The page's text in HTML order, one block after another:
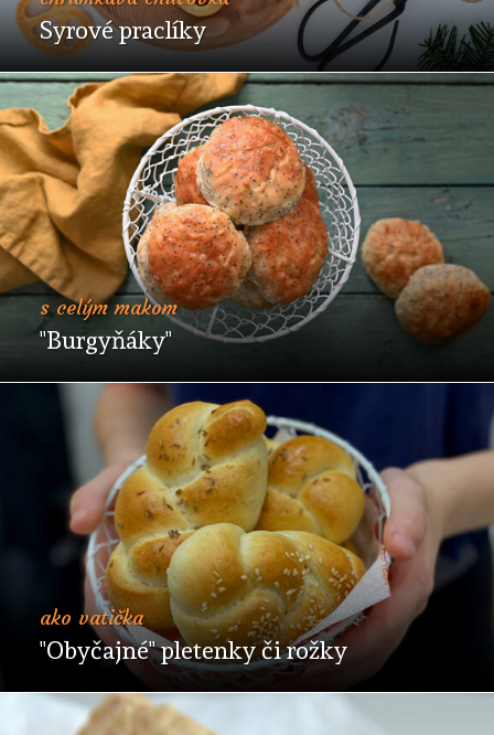
Syrové praclíky
s celým makom
"Burgyňáky"
ako vatička
"Obyčajné" pletenky či rožky